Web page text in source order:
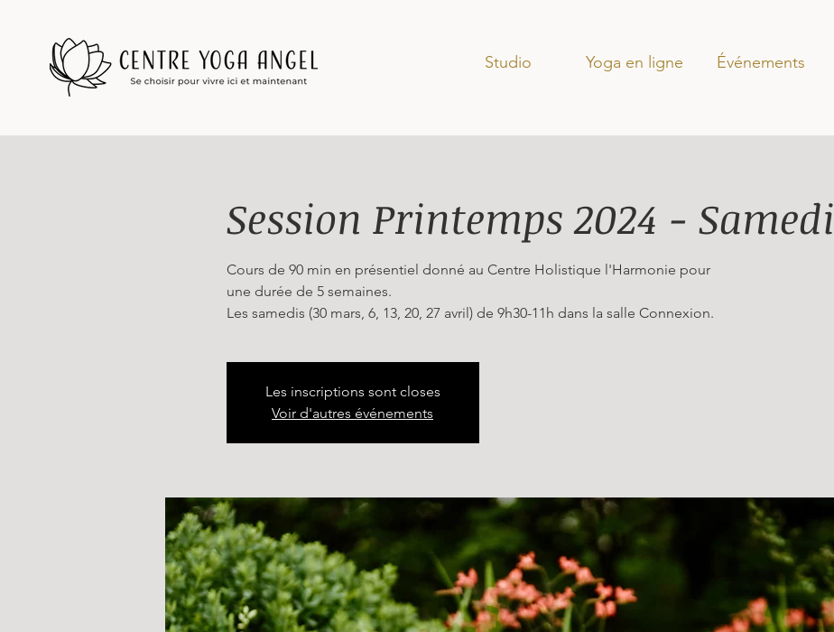
Studio Yoga en ligne Événements
Session Printemps 2024 - Samedi
Cours de 90 min en présentiel donné au Centre Holistique l'Harmonie pour
une durée de 5 semaines.
Les samedis (30 mars, 6, 13, 20, 27 avril) de 9h30-11h dans la salle Connexion.
Les inscriptions sont closes
Voir d'autres événements